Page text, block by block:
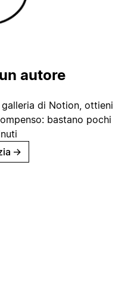
autore
di Notion, ottieni
bastano pochi
→